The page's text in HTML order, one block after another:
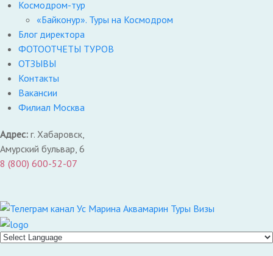
Космодром-тур
«Байконур». Туры на Космодром
Блог директора
ФОТООТЧЕТЫ ТУРОВ
ОТЗЫВЫ
Контакты
Вакансии
Филиал Москва
Адрес: г. Хабаровск,
Амурский бульвар, 6
8 (800) 600-52-07